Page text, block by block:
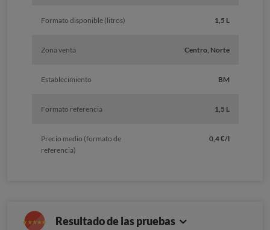
Formato disponible (litros) 1,5 L
Zona venta Centro, Norte
Establecimiento BM
Formato referencia 1,5 L
Precio medio (formato de
referencia)
0,4 €/l
Resultado de las pruebas